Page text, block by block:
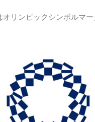
リンピックシンボルマ